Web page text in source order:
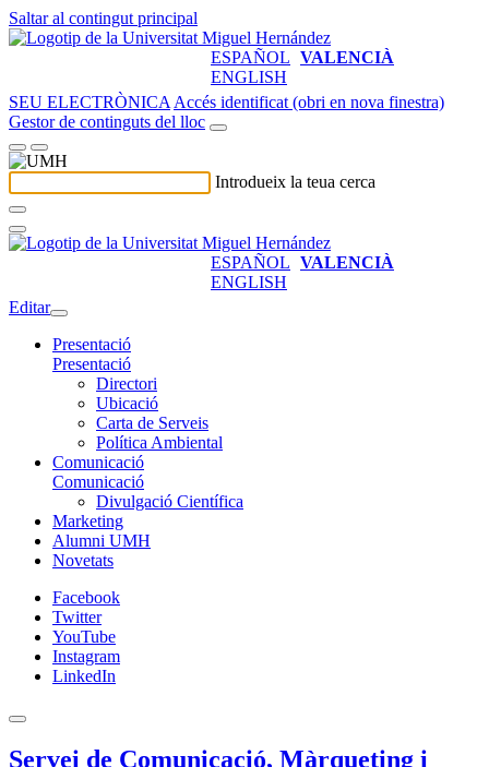
Saltar al contingut principal
ESPAÑOL VALENCIÀ
ENGLISH
SEU ELECTRÒNICA Accés identificat (obri en nova finestra)
Gestor de continguts del lloc
Introdueix la teua cerca
ESPAÑOL VALENCIÀ
ENGLISH
Editar
Presentació
Presentació
Directori
Ubicació
Carta de Serveis
Política Ambiental
Comunicació
Comunicació
Divulgació Científica
Marketing
Alumni UMH
Novetats
Facebook
Twitter
YouTube
Instagram
LinkedIn
Servei de Comunicació, Màrqueting i